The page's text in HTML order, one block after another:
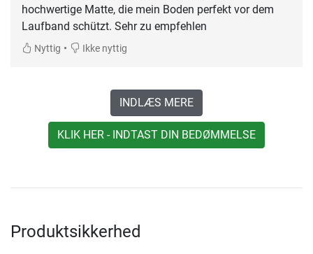
hochwertige Matte, die mein Boden perfekt vor dem
Laufband schützt. Sehr zu empfehlen
Nyttig • Ikke nyttig
INDLÆS MERE
KLIK HER - INDTAST DIN BEDØMMELSE
Produktsikkerhed